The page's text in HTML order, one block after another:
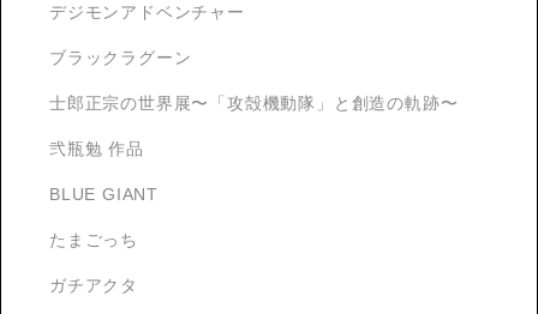
デジモンアドベンチャー
ブラックラグーン
士郎正宗の世界展〜「攻殻機動隊」と創造の軌跡〜
弐瓶勉 作品
BLUE GIANT
たまごっち
ガチアクタ